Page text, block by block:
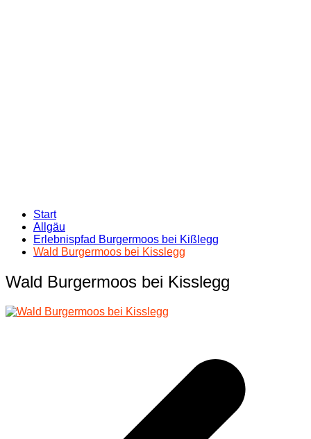
Start
Allgäu
Erlebnispfad Burgermoos bei Kißlegg
Wald Burgermoos bei Kisslegg
Wald Burgermoos bei Kisslegg